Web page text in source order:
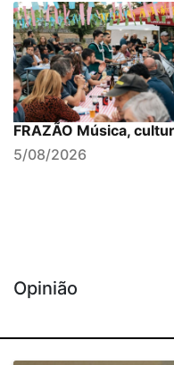
FRAZÃO Música,
5/08/2026
Opinião